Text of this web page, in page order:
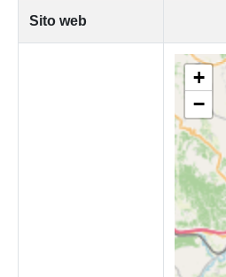
Sito web
+
−